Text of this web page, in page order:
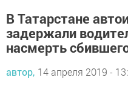
В Татарстане
задержали
насмерть
автор, 14 апреля 2019 -